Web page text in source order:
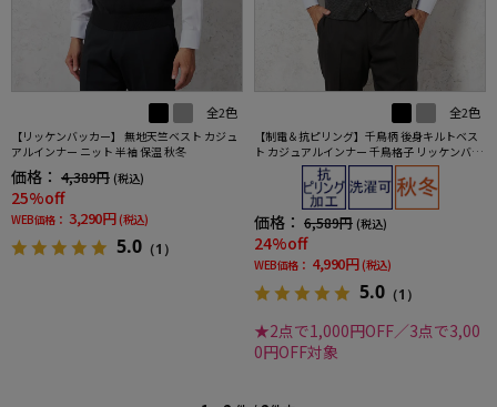
全2色
【リッケンバッカー】 無地天竺ベスト カジュ
アルインナー ニット 半袖 保温 秋冬
価格： 4,389円 (税込)
25%off
WEB価格： 3,290円 (税込)
5.0 （1）
全2色
【制電＆抗ピリング】千鳥柄 後身キルトベス
ト カジュアルインナー 千鳥格子 リッケンバッ
価格： 6,589円 (税込)
24%off
WEB価格： 4,990円 (税込)
5.0 （1）
★2点で1,000円OFF／3点で3,00
0円OFF対象